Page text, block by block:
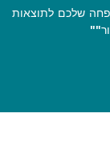
שלכם לתוצאות